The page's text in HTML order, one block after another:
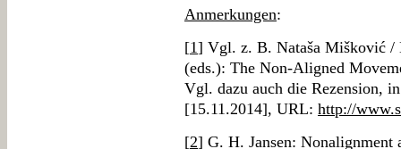
Anmerkungen:
[1] Vgl. z. B. Nataša Mišković /
(eds.): The Non-Aligned
Vgl. dazu auch die Rezension,
[15.11.2014], URL: http://
[2] G. H. Jansen: Nonalignment